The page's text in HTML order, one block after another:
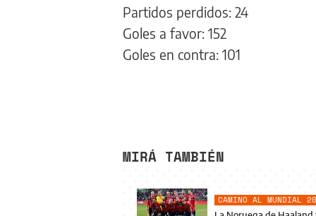
Partidos perdidos: 24
Goles a favor: 152
Goles en contra: 101
MIRÁ TAMBIÉN
CAMINO AL MUNDIAL